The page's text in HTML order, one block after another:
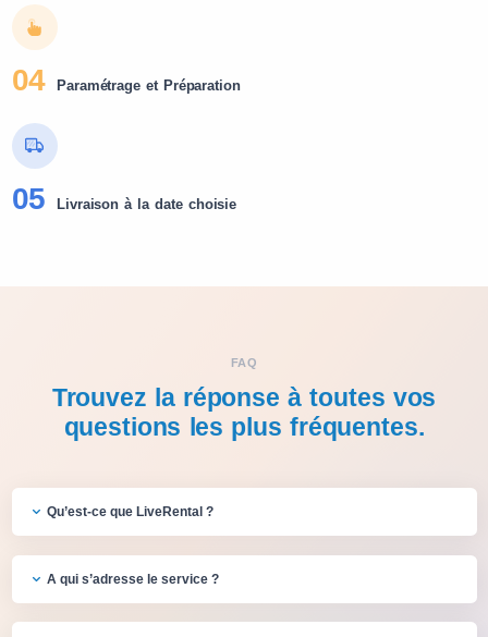
04 Paramétrage et Préparation
05 Livraison à la date choisie
FAQ
Trouvez la réponse à toutes vos
questions les plus fréquentes.
Qu’est-ce que LiveRental ?
A qui s’adresse le service ?